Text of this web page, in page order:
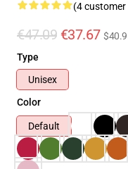
(4 customer
€47.09 €37.67
Type
Unisex
Color
Default